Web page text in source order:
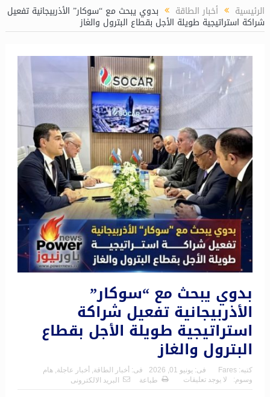
الرئيسية أخبار الطاقة بدوي يبحث مع “سوكار” الأذربيجانية تفعيل
شراكة استراتيجية طويلة الأجل بقطاع البترول والغاز
بدوي يبحث مع “سوكار”
الأذربيجانية تفعيل شراكة
استراتيجية طويلة الأجل بقطاع
البترول والغاز
كتبه: Fares فى: يونيو 01, 2026 فى: أخبار الطاقة, أخبار عاجلة, هام
وسوم:
لا يوجد تعليقات طباعة البريد الالكترونى